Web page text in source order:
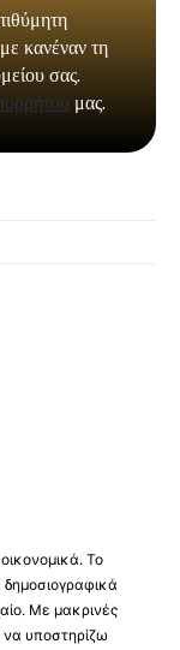
Το
Με μακρινές
υποστηρίζω